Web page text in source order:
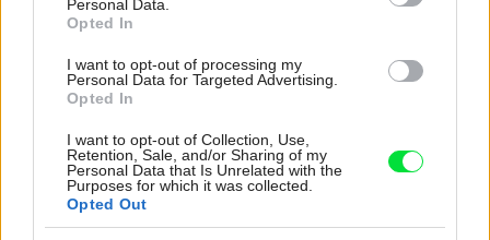
Personal Data.
Opted In
I want to opt-out of processing my
Personal Data for Targeted Advertising.
Opted In
I want to opt-out of Collection, Use,
Retention, Sale, and/or Sharing of my
Personal Data that Is Unrelated with the
Purposes for which it was collected.
Opted Out
Žije pri lese, chová sliepky a uspáva ju
rieka. Miestni remeselníci vytvorili bývanie,
ktoré vyzerá ako malý raj